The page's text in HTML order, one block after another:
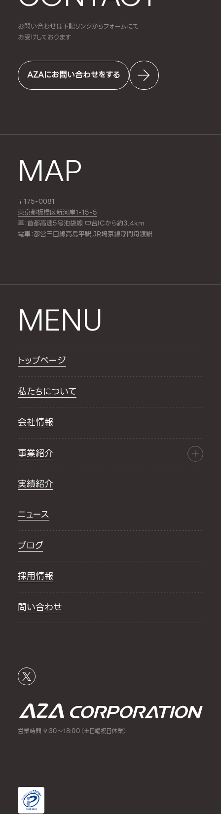
お問い合わせは下記リンクからフォームにて
お受けしております
AZAにお問い合わせをする
MAP
〒175-0081
東京都板橋区新河岸1-15-5
車：首都高速5号池袋線 中台ICから約3.4km
電車：都営三田線高島平駅,JR埼京線浮間舟渡駅
MENU
トップページ
私たちについて
会社情報
事業紹介
実績紹介
ニュース
ブログ
採用情報
問い合わせ
営業時間 9:30～18:00（土日曜祝日休業）